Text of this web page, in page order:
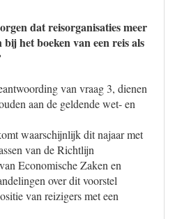
dat reisorganisaties meer
het boeken van een reis als
van vraag 3, dienen
aan de geldende wet- en
waarschijnlijk dit najaar met
van de Richtlijn
Economische Zaken en
over dit voorstel
van reizigers met een